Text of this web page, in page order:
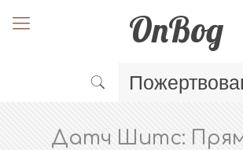
OnBog
Датч Шитс: